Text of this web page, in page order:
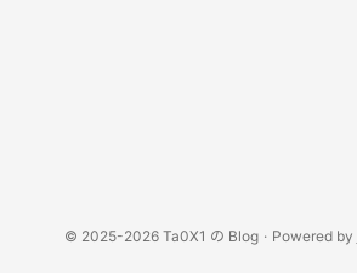
© 2025-2026 Ta0X1 の Blog · Powered by